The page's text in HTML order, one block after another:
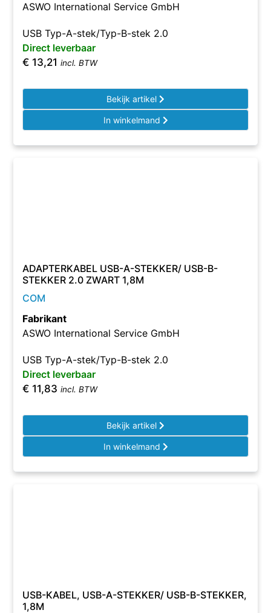
ASWO International Service GmbH
USB Typ-A-stek/Typ-B-stek 2.0
Direct leverbaar
€ 13,21 incl. BTW
Bekijk artikel
In winkelmand
ADAPTERKABEL USB-A-STEKKER/ USB-B-
STEKKER 2.0 ZWART 1,8M
COM
Fabrikant
ASWO International Service GmbH
USB Typ-A-stek/Typ-B-stek 2.0
Direct leverbaar
€ 11,83 incl. BTW
Bekijk artikel
In winkelmand
USB-KABEL, USB-A-STEKKER/ USB-B-STEKKER,
1,8M